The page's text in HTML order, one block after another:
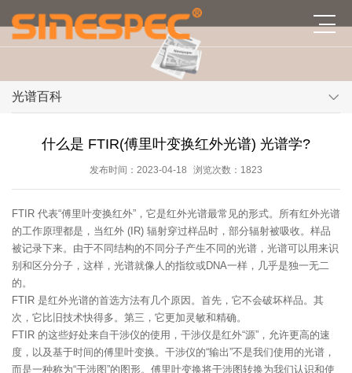
光谱百科
什么是 FTIR(傅里叶变换红外光谱) 光谱学?
发布时间：2023-04-18 浏览次数：1823
FTIR 代表“傅里叶变换红外”，它是红外光谱最常见的形式。所有红外光谱
的工作原理都是，当红外 (IR) 辐射穿过样品时，部分辐射被吸收。样品
被记录下来。由于不同结构的不同分子产生不同的光谱，光谱可以用来识
别和区分分子，这样，光谱就像人的指纹或DNA一样，几乎是独一无二
的。
FTIR 是红外光谱的首选方法有几个原因。首先，它不会破坏样品。其
次，它比旧技术快得多。第三，它更加灵敏和精确。
FTIR 的这些好处来自干涉仪的使用，干涉仪是红外“源”，允许更高的速
度，以及基于时间的傅里叶变换。干涉仪的“输出”不是我们使用的光谱，
而是一种称为“干涉图”的图形。傅里叶变换将干涉图转换为我们认识和使